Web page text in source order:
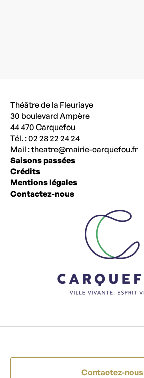
Théâtre de la Fleuriaye
30 boulevard Ampère
44 470 Carquefou
Tél. : 02 28 22 24 24
Mail :theatre@mairie-carquefou.fr
Saisons passées
Crédits
Mentions légales
Contactez-nous
Contactez-nous